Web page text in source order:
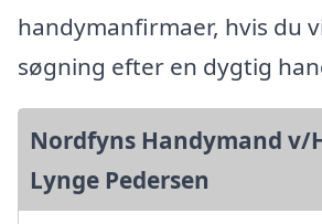
handymanfirmaer, hvis du
søgning efter en dygtig
Nordfyns Handymand v/
Lynge Pedersen